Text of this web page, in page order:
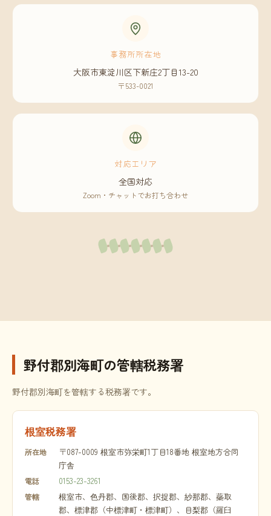
事務所所在地
大阪市東淀川区下新庄2丁目13-20
〒533-0021
対応エリア
全国対応
Zoom・チャットでお打ち合わせ
野付郡別海町の管轄税務署
野付郡別海町を管轄する税務署です。
根室税務署
所在地
〒087-0009 根室市弥栄町1丁目18番地 根室地方合同
庁舎
電話 0153-23-3261
管轄
根室市、色丹郡、国後郡、択捉郡、紗那郡、蘂取
郡、標津郡（中標津町・標津町）、目梨郡（羅臼